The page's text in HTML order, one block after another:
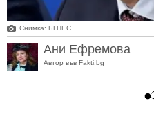
Снимка: БГНЕС
Ани Ефремова
Автор във Fakti.bg